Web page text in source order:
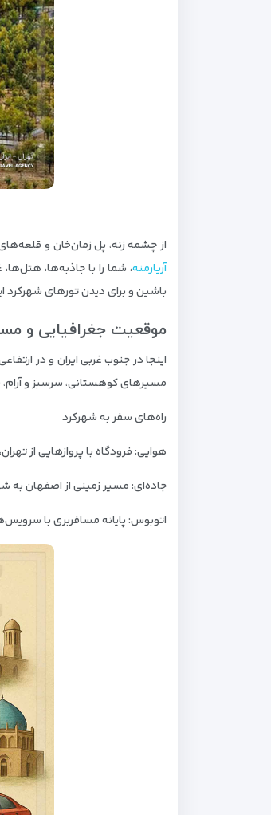
از چشمه‌ زنه، پل زمان‌خان و
آریارمنه، شما را با جاذبه‌ها،
باشین و برای دیدن تورهای شهرکرد
موقعیت جغرافیایی و
مسیرهای کوهستانی، سرسبز و
راه‌های سفر به شهرکرد
هوایی: فرودگاه با پروازهایی از
جاده‌ای: مسیر زمینی از اصفهان به شهرکرد
اتوبوس: پایانه مسافربری با